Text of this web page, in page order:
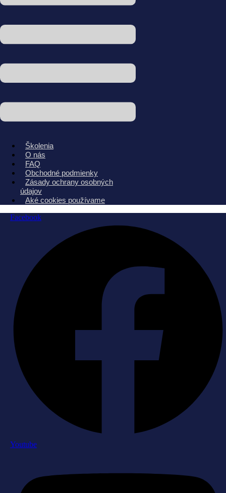
Školenia
O nás
FAQ
Obchodné podmienky
Zásady ochrany osobných
údajov
Aké cookies používame
Facebook
Youtube